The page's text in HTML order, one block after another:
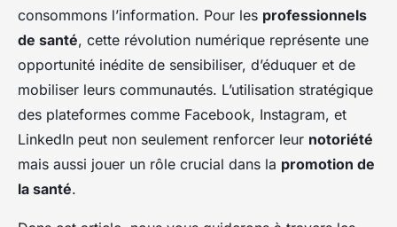
consommons l’information. Pour les professionnels
de santé, cette révolution numérique représente une
opportunité inédite de sensibiliser, d’éduquer et de
mobiliser leurs communautés. L’utilisation stratégique
des plateformes comme Facebook, Instagram, et
LinkedIn peut non seulement renforcer leur notoriété
mais aussi jouer un rôle crucial dans la promotion de
la santé.